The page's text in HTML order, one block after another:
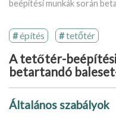
beépítési munkák során
építés tetőtér
A tetőtér-
betartandó
Általános szabályok